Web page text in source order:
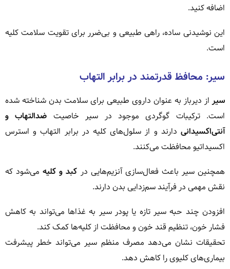
اضافه کنید.
این نوشیدنی ساده، راهی طبیعی و بی‌ضرر برای تقویت سلامت کلیه
است.
سیر: محافظ قدرتمند در برابر التهاب
سیراز دیرباز به عنوان داروی طبیعی برای سلامت بدن شناخته شده
است. ترکیبات گوگردی موجود در سیر خاصیت ضدالتهاب و
آنتی‌اکسیدانی دارند و از سلول‌های کلیه در برابر التهاب و استرس
اکسیداتیو محافظت می‌کنند.
همچنین سیر باعث فعال‌سازی آنزیم‌هایی در کبد و کلیهمی‌شود که
نقش مهمی در فرآیند سم‌زدایی بدن دارند.
افزودن چند حبه سیر تازه یا پودر سیر به غذاها می‌تواند به کاهش
فشار خون، تنظیم قند خون و محافظت از کلیه‌ها کمک کند.
تحقیقات نشان می‌دهد مصرف منظم سیر می‌تواند خطر پیشرفت
بیماری‌های کلیوی را کاهش دهد.